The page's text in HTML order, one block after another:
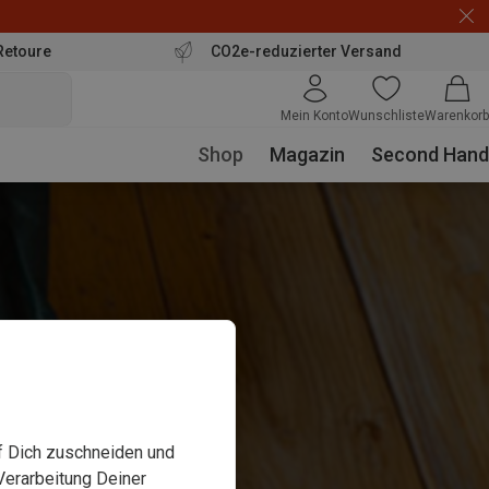
CO2e-reduzierter Versand
Mein KontoWunschlisteWarenkorb
Shop Magazin Second Hand
zuschneiden und
Deiner